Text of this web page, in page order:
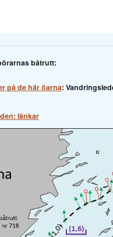
båtrutt:
på de här öarna:
länkar